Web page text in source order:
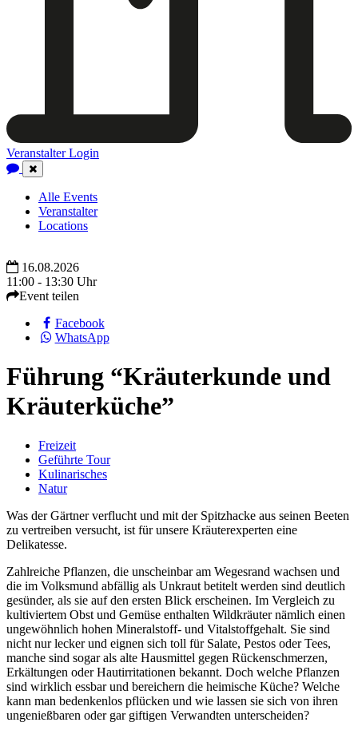
Veranstalter Login
Close
Navigation
Alle Events
Veranstalter
Locations
16.08.2026
11:00 - 13:30 Uhr
Event teilen
Facebook
WhatsApp
Führung “Kräuterkunde und
Kräuterküche”
Freizeit
Geführte Tour
Kulinarisches
Natur
Was der Gärtner verflucht und mit der Spitzhacke aus seinen Beeten
zu vertreiben versucht, ist für unsere Kräuterexperten eine
Delikatesse.
Zahlreiche Pflanzen, die unscheinbar am Wegesrand wachsen und
die im Volksmund abfällig als Unkraut betitelt werden sind deutlich
gesünder, als sie auf den ersten Blick erscheinen. Im Vergleich zu
kultiviertem Obst und Gemüse enthalten Wildkräuter nämlich einen
ungewöhnlich hohen Mineralstoff- und Vitalstoffgehalt. Sie sind
nicht nur lecker und eignen sich toll für Salate, Pestos oder Tees,
manche sind sogar als alte Hausmittel gegen Rückenschmerzen,
Erkältungen oder Hautirritationen bekannt. Doch welche Pflanzen
sind wirklich essbar und bereichern die heimische Küche? Welche
kann man bedenkenlos pflücken und wie lassen sie sich von ihren
ungenießbaren oder gar giftigen Verwandten unterscheiden?